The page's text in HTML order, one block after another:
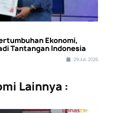
Ekonomi,
Tantangan Indonesia
29 Juli, 2026
Lainnya :